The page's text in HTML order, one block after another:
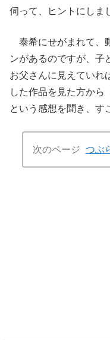
伺って、ヒントにしま
泰希にせがまれて、
ンがあるのですが、子
お父さんに見えていれ
した作品を見た方から
という感想を聞き、す
次のページ つぶ